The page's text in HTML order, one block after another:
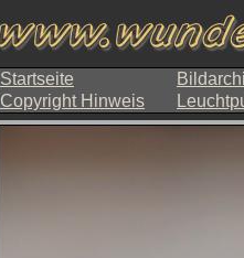
Startseite
Copyright Hinweis